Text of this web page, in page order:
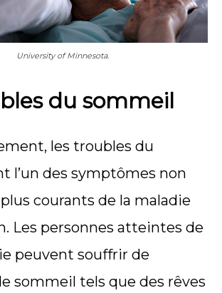
University of Minnesota.
du sommeil
les troubles du
l’un des symptômes non
courants de la maladie
Les personnes atteintes de
peuvent souffrir de
sommeil tels que des rêves